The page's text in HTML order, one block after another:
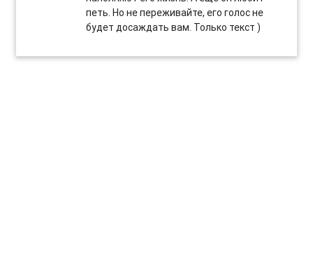
петь. Но не переживайте, его голос не
будет досаждать вам. Только текст )